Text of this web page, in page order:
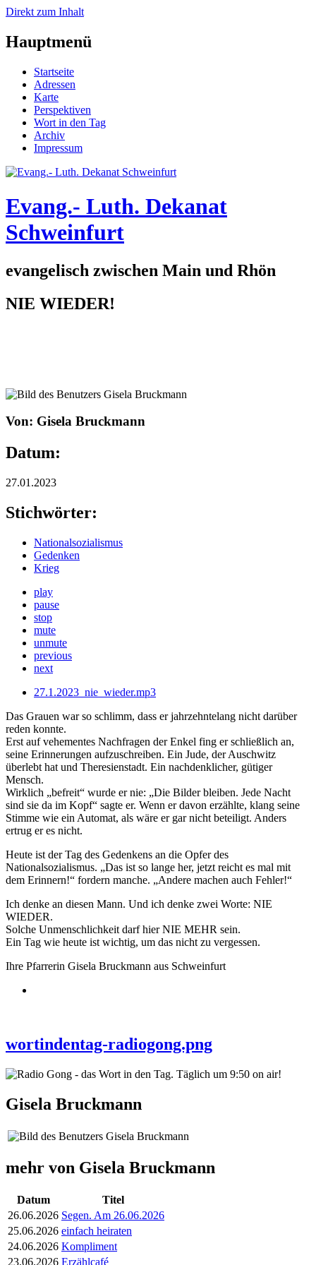
Direkt zum Inhalt
Hauptmenü
Startseite
Adressen
Karte
Perspektiven
Wort in den Tag
Archiv
Impressum
Evang.- Luth. Dekanat
Schweinfurt
evangelisch zwischen Main und Rhön
NIE WIEDER!
Von: Gisela Bruckmann
Datum:
27.01.2023
Stichwörter:
Nationalsozialismus
Gedenken
Krieg
play
pause
stop
mute
unmute
previous
next
27.1.2023_nie_wieder.mp3
Das Grauen war so schlimm, dass er jahrzehntelang nicht darüber
reden konnte.
Erst auf vehementes Nachfragen der Enkel fing er schließlich an,
seine Erinnerungen aufzuschreiben. Ein Jude, der Auschwitz
überlebt hat und Theresienstadt. Ein nachdenklicher, gütiger
Mensch.
Wirklich „befreit“ wurde er nie: „Die Bilder bleiben. Jede Nacht
sind sie da im Kopf“ sagte er. Wenn er davon erzählte, klang seine
Stimme wie ein Automat, als wäre er gar nicht beteiligt. Anders
ertrug er es nicht.
Heute ist der Tag des Gedenkens an die Opfer des
Nationalsozialismus. „Das ist so lange her, jetzt reicht es mal mit
dem Erinnern!“ fordern manche. „Andere machen auch Fehler!“
Ich denke an diesen Mann. Und ich denke zwei Worte: NIE
WIEDER.
Solche Unmenschlichkeit darf hier NIE MEHR sein.
Ein Tag wie heute ist wichtig, um das nicht zu vergessen.
Ihre Pfarrerin Gisela Bruckmann aus Schweinfurt
wortindentag-radiogong.png
Gisela Bruckmann
mehr von Gisela Bruckmann
Datum
Titel
26.06.2026 Segen. Am 26.06.2026
25.06.2026 einfach heiraten
24.06.2026 Kompliment
23.06.2026 Erzählcafé